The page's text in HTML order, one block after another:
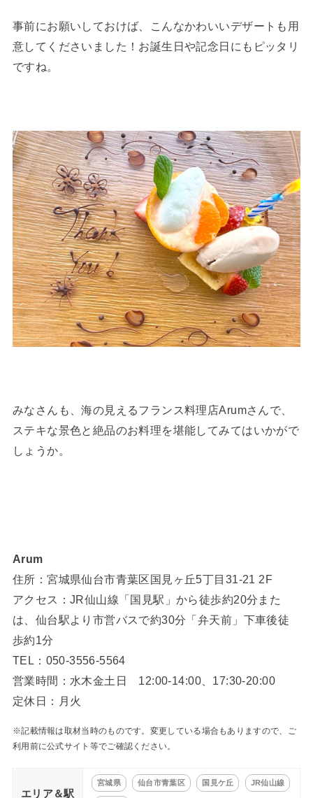
事前にお願いしておけば、こんなかわいいデザートも用
意してくださいました！お誕生日や記念日にもピッタリ
ですね。
みなさんも、海の見えるフランス料理店Arumさんで、
ステキな景色と絶品のお料理を堪能してみてはいかがで
しょうか。
Arum
住所：宮城県仙台市青葉区国見ヶ丘5丁目31-21 2F
アクセス：JR仙山線「国見駅」から徒歩約20分また
は、仙台駅より市営バスで約30分「弁天前」下車後徒
歩約1分
TEL：050-3556-5564
営業時間：水木金土日 12:00-14:00、17:30-20:00
定休日：月火
※記載情報は取材当時のものです。変更している場合もありますので、ご
利用前に公式サイト等でご確認ください。
エリア＆駅
宮城県 仙台市青葉区 国見ケ丘 JR仙山線